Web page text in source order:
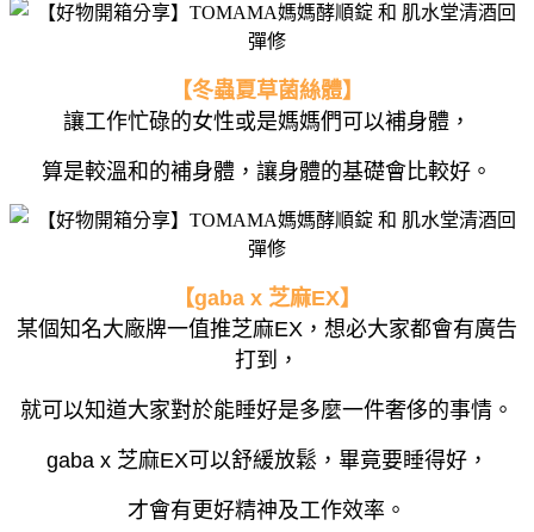
【冬蟲夏草菌絲體】
讓工作忙碌的女性或是媽媽們可以補身體，
算是較溫和的補身體，讓身體的基礎會比較好。
【gaba x 芝麻EX】
某個知名大廠牌一值推芝麻EX，想必大家都會有廣告
打到，
就可以知道大家對於能睡好是多麼一件奢侈的事情。
gaba x 芝麻EX可以舒緩放鬆，畢竟要睡得好，
才會有更好精神及工作效率。